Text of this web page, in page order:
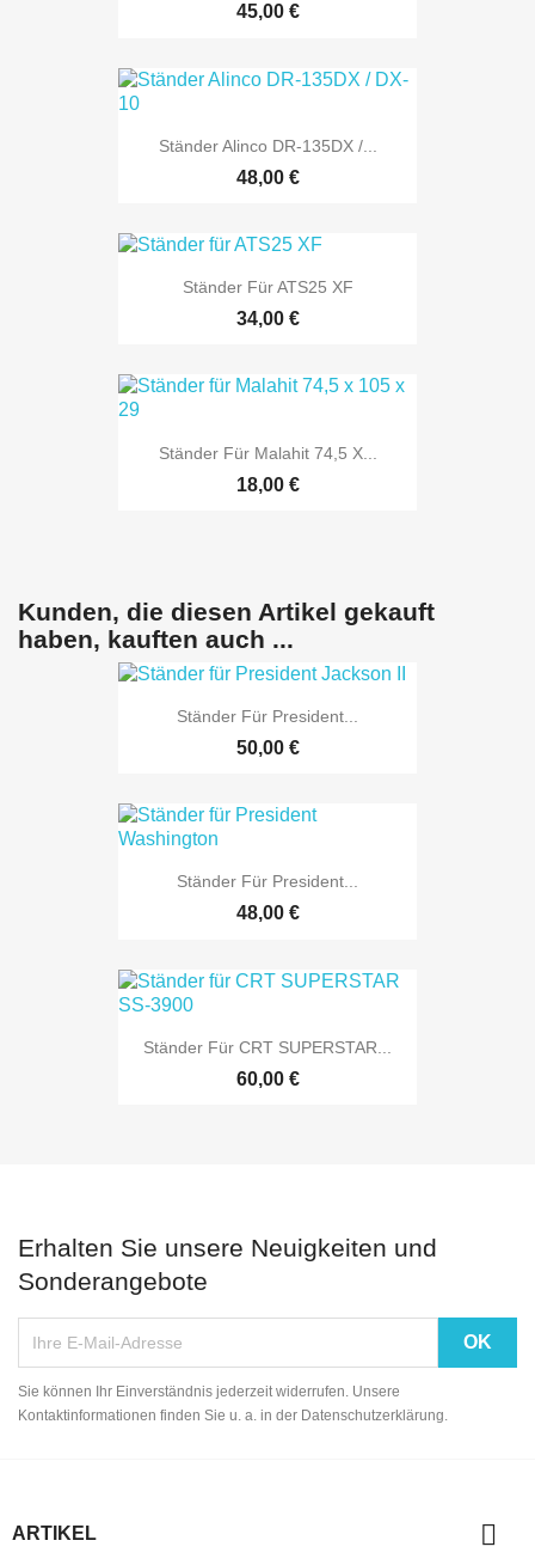
45,00 €
Ständer Alinco DR-135DX /...
48,00 €
Ständer Für ATS25 XF
34,00 €
Ständer Für Malahit 74,5 X...
18,00 €
Kunden, die diesen Artikel gekauft
haben, kauften auch ...
Ständer Für President...
50,00 €
Ständer Für President...
48,00 €
Ständer Für CRT SUPERSTAR...
60,00 €
Erhalten Sie unsere Neuigkeiten und
Sonderangebote
Sie können Ihr Einverständnis jederzeit widerrufen. Unsere
Kontaktinformationen finden Sie u. a. in der Datenschutzerklärung.
ARTIKEL 